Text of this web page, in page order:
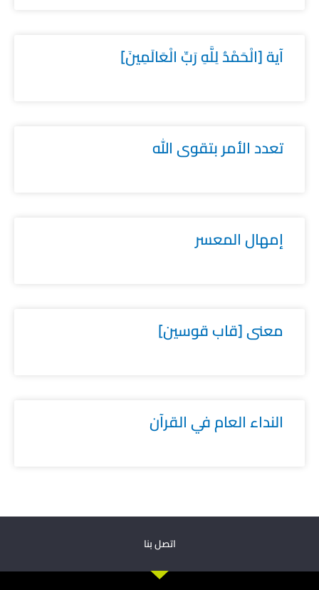
آية [الْحَمْدُ لِلَّهِ رَبِّ الْعَالَمِينَ]
تعدد الأمر بتقوى الله
إمهال المعسر
معنى [قاب قوسين]
النداء العام في القرآن
اتصل بنا